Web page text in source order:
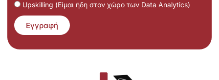
Upskilling (Είμαι ήδη στον χώρο των Data Analytics)
Εγγραφή